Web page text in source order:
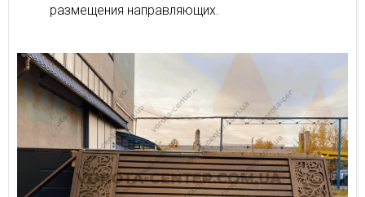
размещения направляющих.